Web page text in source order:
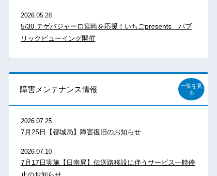
2026.05.28
5/30 テゲバジャーロ宮崎を応援！いちごpresents パブ
リックビューイング開催
障害メンテナンス情報
一覧を見
る
2026.07.25
7月25日【都城局】障害復旧のお知らせ
2026.07.10
7月17日実施【日南局】伝送路移設に伴うサービス一時停